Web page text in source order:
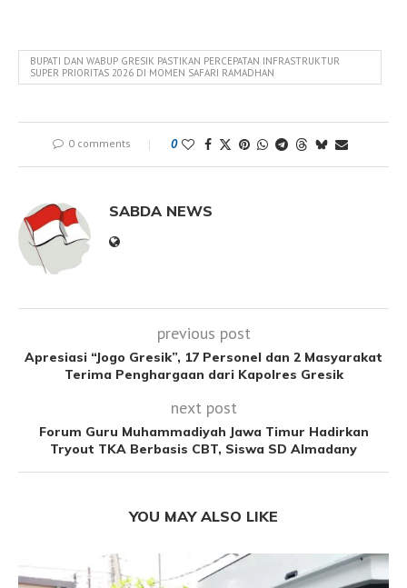
BUPATI DAN WABUP GRESIK PASTIKAN PERCEPATAN INFRASTRUKTUR
SUPER PRIORITAS 2026 DI MOMEN SAFARI RAMADHAN
0 comments 0
SABDA NEWS
previous post
Apresiasi “Jogo Gresik”, 17 Personel dan 2 Masyarakat
Terima Penghargaan dari Kapolres Gresik
next post
Forum Guru Muhammadiyah Jawa Timur Hadirkan
Tryout TKA Berbasis CBT, Siswa SD Almadany
YOU MAY ALSO LIKE